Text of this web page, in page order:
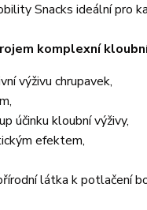
Snacks ideální pro
komplexní
výživu chrupavek,
účinku kloubní výživy,
efektem,
látka k potlačení